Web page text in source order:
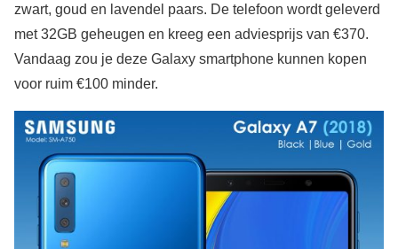
zwart, goud en lavendel paars. De telefoon wordt geleverd
met 32GB geheugen en kreeg een adviesprijs van €370.
Vandaag zou je deze Galaxy smartphone kunnen kopen
voor ruim €100 minder.